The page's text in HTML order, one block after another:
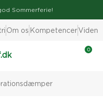
Sommerferie!
Om os KompetencerViden
0